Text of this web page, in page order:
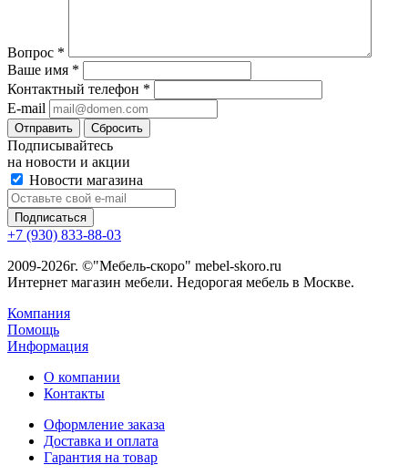
Вопрос *
Ваше имя *
Контактный телефон *
E-mail
Сбросить
Подписывайтесь
на новости и акции
Новости магазина
+7 (930) 833-88-03
2009-2026г. ©"Мебель-скоро" mebel-skoro.ru
Интернет магазин мебели. Недорогая мебель в Москве.
Компания
Помощь
Информация
О компании
Контакты
Оформление заказа
Доставка и оплата
Гарантия на товар